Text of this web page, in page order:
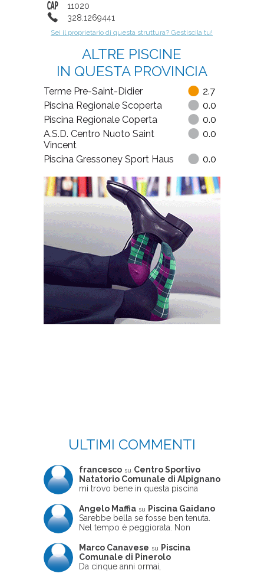
11020
328.1269441
Sei il proprietario di questa struttura? Gestiscila tu!
ALTRE PISCINE
IN QUESTA PROVINCIA
Terme Pre-Saint-Didier
2.7
Piscina Regionale Scoperta
0.0
Piscina Regionale Coperta
0.0
A.S.D. Centro Nuoto Saint
Vincent
0.0
Piscina Gressoney Sport Haus 0.0
ULTIMI COMMENTI
francesco su Centro Sportivo
Natatorio Comunale di Alpignano
mi trovo bene in questa piscina
Angelo Maffia su
Piscina Gaidano
Sarebbe bella se fosse ben tenuta.
Nel tempo è peggiorata. Non
ne usciva insieme a me non ha
ritrovato le sue scarpe! Peccato
perché potrebbe essere un'ottima
Marco Canavese su
Piscina
Comunale di Pinerolo
Da cinque anni ormai,